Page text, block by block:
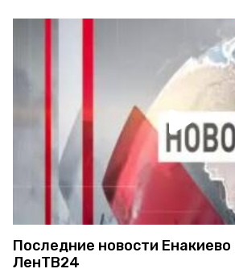
Последние новости Енакиево
ЛенТВ24